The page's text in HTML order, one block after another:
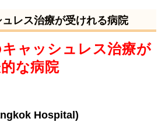
レス治療が受けれる病院
ャッシュレス治療が
な病院
Hospital)